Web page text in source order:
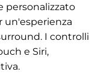
personalizzato
un'esperienza
I controlli
e Siri,